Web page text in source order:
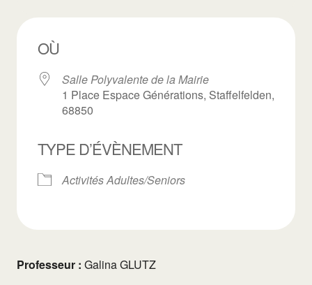
OÙ
Salle Polyvalente de la Mairie
1 Place Espace Générations, Staffelfelden,
68850
TYPE D’ÉVÈNEMENT
Activités Adultes/Seniors
Professeur : Galina GLUTZ